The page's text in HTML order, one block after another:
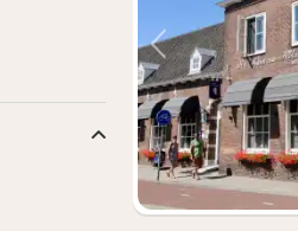
Vorige foto